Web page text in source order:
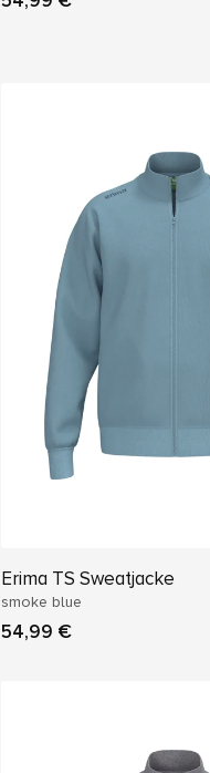
Erima TS Sweatjacke
smoke blue
54,99 €